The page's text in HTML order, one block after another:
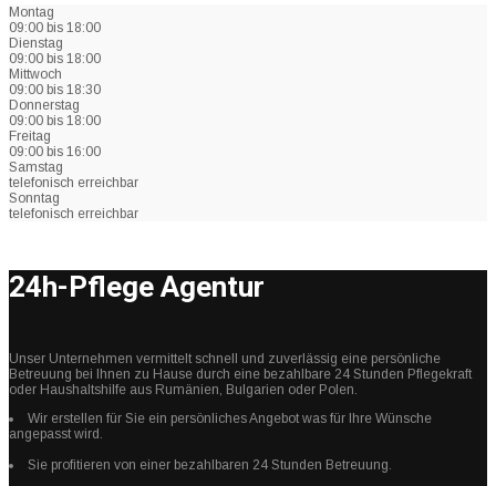
Montag
09:00 bis 18:00
Dienstag
09:00 bis 18:00
Mittwoch
09:00 bis 18:30
Donnerstag
09:00 bis 18:00
Freitag
09:00 bis 16:00
Samstag
telefonisch erreichbar
Sonntag
telefonisch erreichbar
24h-Pflege Agentur
Unser Unternehmen vermittelt schnell und zuverlässig eine persönliche
Betreuung bei Ihnen zu Hause durch eine bezahlbare 24 Stunden Pflegekraft
oder Haushaltshilfe aus Rumänien, Bulgarien oder Polen.
Wir erstellen für Sie ein persönliches Angebot was für Ihre Wünsche
angepasst wird.
Sie profitieren von einer bezahlbaren 24 Stunden Betreuung.